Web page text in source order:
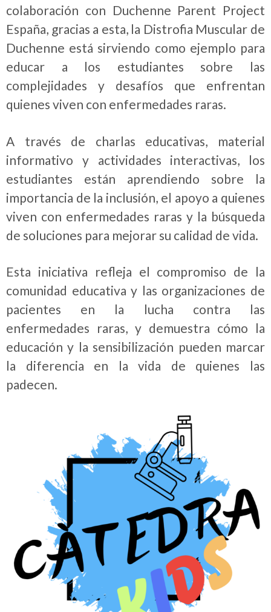
colaboración con Duchenne Parent Project
España, gracias a esta, la Distrofia Muscular de
Duchenne está sirviendo como ejemplo para
educar a los estudiantes sobre las
complejidades y desafíos que enfrentan
quienes viven con enfermedades raras.
A través de charlas educativas, material
informativo y actividades interactivas, los
estudiantes están aprendiendo sobre la
importancia de la inclusión, el apoyo a quienes
viven con enfermedades raras y la búsqueda
de soluciones para mejorar su calidad de vida.
Esta iniciativa refleja el compromiso de la
comunidad educativa y las organizaciones de
pacientes en la lucha contra las
enfermedades raras, y demuestra cómo la
educación y la sensibilización pueden marcar
la diferencia en la vida de quienes las
padecen.